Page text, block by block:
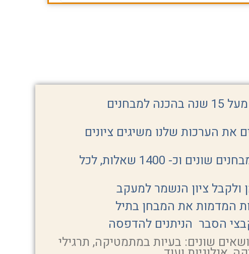
ל"מכון נדב" ניסיון מעל 15 שנה בהכנה למבחנים
את הערכות שלנו משיגים ציונים
בערכה מעל 130 מבחנים שונים וכ- 1400 שאלות, לכל
ולקבל ציון הנשמר למעקב
הסבר הניתנים להדפסה
שונים: בעיות במתמטיקה, תרגילי